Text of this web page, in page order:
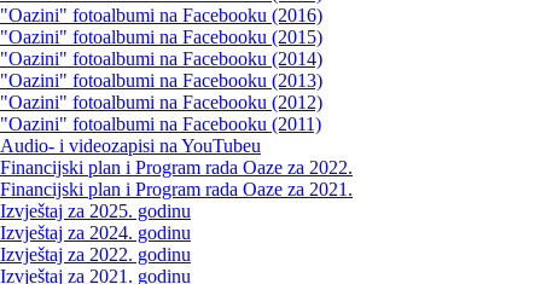
"Oazini" fotoalbumi na Facebooku (2016)
"Oazini" fotoalbumi na Facebooku (2015)
"Oazini" fotoalbumi na Facebooku (2014)
"Oazini" fotoalbumi na Facebooku (2013)
"Oazini" fotoalbumi na Facebooku (2012)
"Oazini" fotoalbumi na Facebooku (2011)
Audio- i videozapisi na YouTubeu
Financijski plan i Program rada Oaze za 2022.
Financijski plan i Program rada Oaze za 2021.
Izvještaj za 2025. godinu
Izvještaj za 2024. godinu
Izvještaj za 2022. godinu
Izvještaj za 2021. godinu